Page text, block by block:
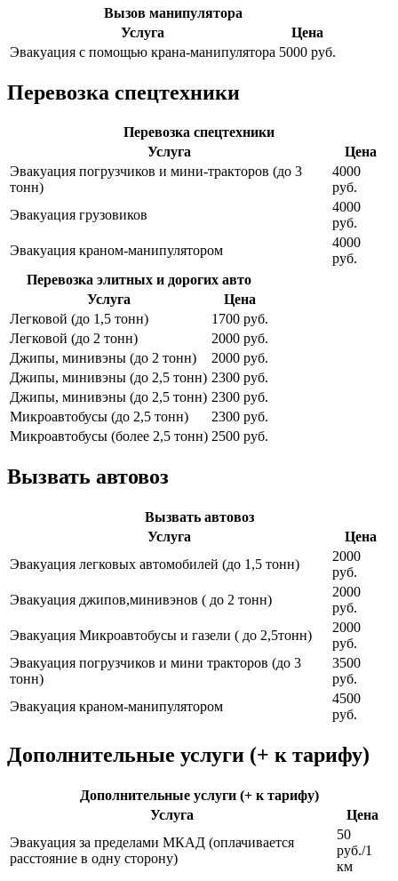
Вызов манипулятора
Услуга
Цена
Эвакуация с помощью крана-манипулятора 5000 руб.
Перевозка спецтехники
Перевозка спецтехники
Услуга
Цена
Эвакуация погрузчиков и мини-тракторов (до 3
тонн)
4000
руб.
Эвакуация грузовиков
4000
руб.
Эвакуация краном-манипулятором
4000
руб.
Перевозка элитных и дорогих авто
Услуга
Цена
Легковой (до 1,5 тонн)
1700 руб.
Легковой (до 2 тонн)
2000 руб.
Джипы, минивэны (до 2 тонн)
2000 руб.
Джипы, минивэны (до 2,5 тонн) 2300 руб.
Джипы, минивэны (до 2,5 тонн) 2300 руб.
Микроавтобусы (до 2,5 тонн)
2300 руб.
Микроавтобусы (более 2,5 тонн) 2500 руб.
Вызвать автовоз
Вызвать автовоз
Услуга
Цена
Эвакуация легковых автомобилей (до 1,5 тонн)
2000
руб.
Эвакуация джипов,минивэнов ( до 2 тонн)
2000
руб.
Эвакуация Микроавтобусы и газели ( до 2,5тонн)
2000
руб.
Эвакуация погрузчиков и мини тракторов (до 3
тонн)
3500
руб.
Эвакуация краном-манипулятором
4500
руб.
Дополнительные услуги (+ к тарифу)
Дополнительные услуги (+ к тарифу)
Услуга
Цена
Эвакуация за пределами МКАД (оплачивается
расстояние в одну сторону)
50
руб./1
км